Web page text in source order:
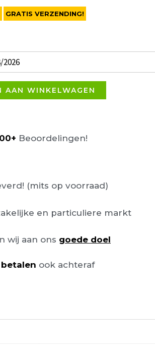
GRATIS VERZENDING!
2026
AAN WINKELWAGEN
Beoordelingen!
(mits op voorraad)
en particuliere markt
wij aan ons goede doel
betalen ook achteraf